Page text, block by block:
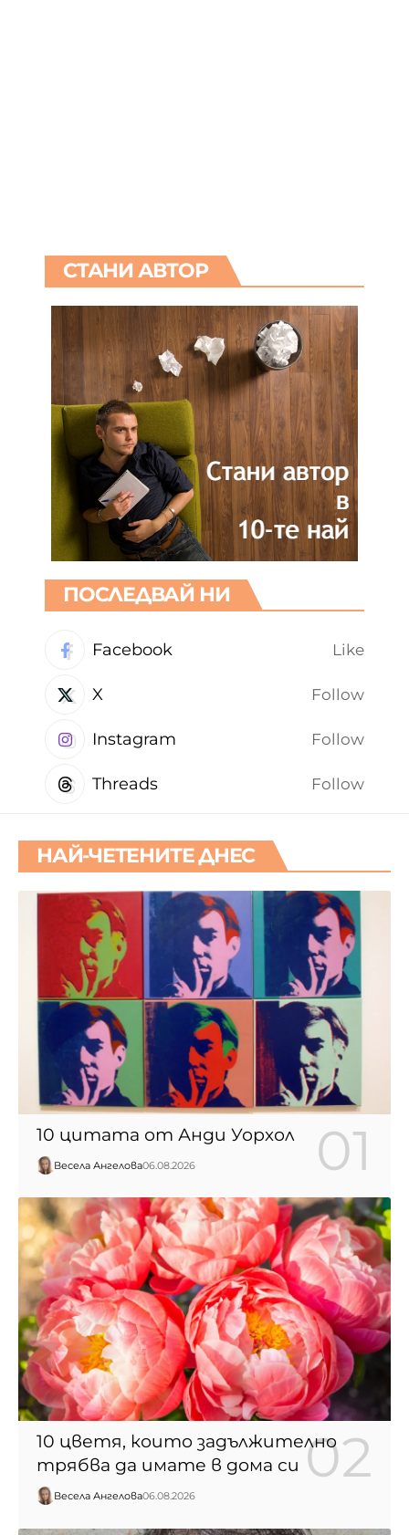
СТАНИ АВТОР
ПОСЛЕДВАЙ НИ
Facebook Like
X Follow
Instagram Follow
Threads Follow
НАЙ-ЧЕТЕНИТЕ ДНЕС
10 цитата от Анди Уорхол
Весела Ангелова06.08.2026
10 цветя, които задължително
трябва да имате в дома си
Весела Ангелова06.08.2026